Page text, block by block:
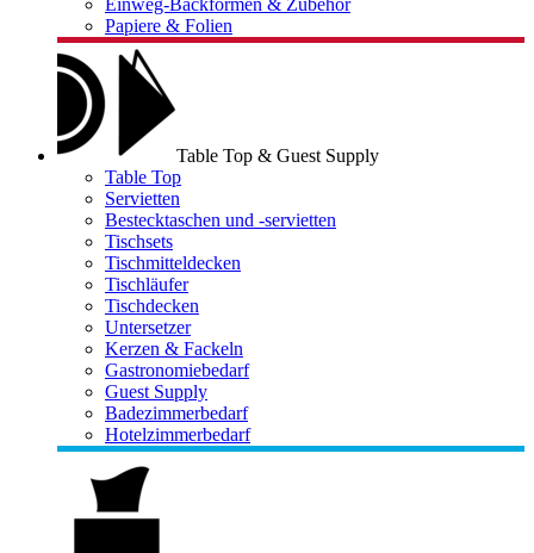
Einweg-Backformen & Zubehör
Papiere & Folien
Table Top & Guest Supply
Table Top
Servietten
Bestecktaschen und -servietten
Tischsets
Tischmitteldecken
Tischläufer
Tischdecken
Untersetzer
Kerzen & Fackeln
Gastronomiebedarf
Guest Supply
Badezimmerbedarf
Hotelzimmerbedarf